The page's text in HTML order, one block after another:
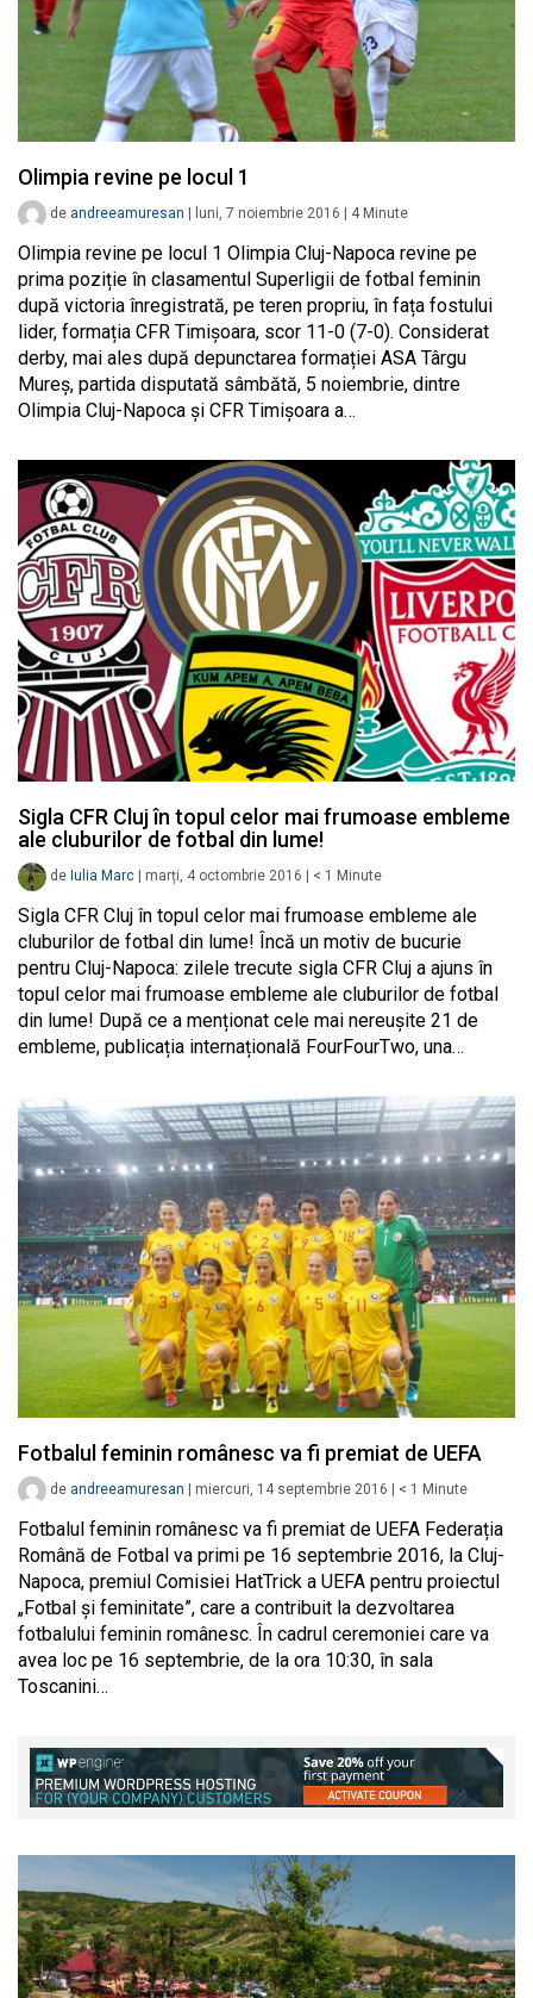
Olimpia revine pe locul 1
de andreeamuresan luni, 7 noiembrie 2016 4 Minute
Olimpia revine pe locul 1 Olimpia Cluj-Napoca revine pe
prima poziție în clasamentul Superligii de fotbal feminin
după victoria înregistrată, pe teren propriu, în fața fostului
lider, formația CFR Timișoara, scor 11-0 (7-0). Considerat
derby, mai ales după depunctarea formației ASA Târgu
Mureș, partida disputată sâmbătă, 5 noiembrie, dintre
Olimpia Cluj-Napoca și CFR Timișoara a…
Sigla CFR Cluj în topul celor mai frumoase embleme
ale cluburilor de fotbal din lume!
de Iulia Marc marți, 4 octombrie 2016 < 1 Minute
Sigla CFR Cluj în topul celor mai frumoase embleme ale
cluburilor de fotbal din lume! Încă un motiv de bucurie
pentru Cluj-Napoca: zilele trecute sigla CFR Cluj a ajuns în
topul celor mai frumoase embleme ale cluburilor de fotbal
din lume! După ce a menționat cele mai nereușite 21 de
embleme, publicația internațională FourFourTwo, una…
Fotbalul feminin românesc va fi premiat de UEFA
de andreeamuresan miercuri, 14 septembrie 2016 < 1 Minute
Fotbalul feminin românesc va fi premiat de UEFA Federația
Română de Fotbal va primi pe 16 septembrie 2016, la Cluj-
Napoca, premiul Comisiei HatTrick a UEFA pentru proiectul
„Fotbal și feminitate”, care a contribuit la dezvoltarea
fotbalului feminin românesc. În cadrul ceremoniei care va
avea loc pe 16 septembrie, de la ora 10:30, în sala
Toscanini…